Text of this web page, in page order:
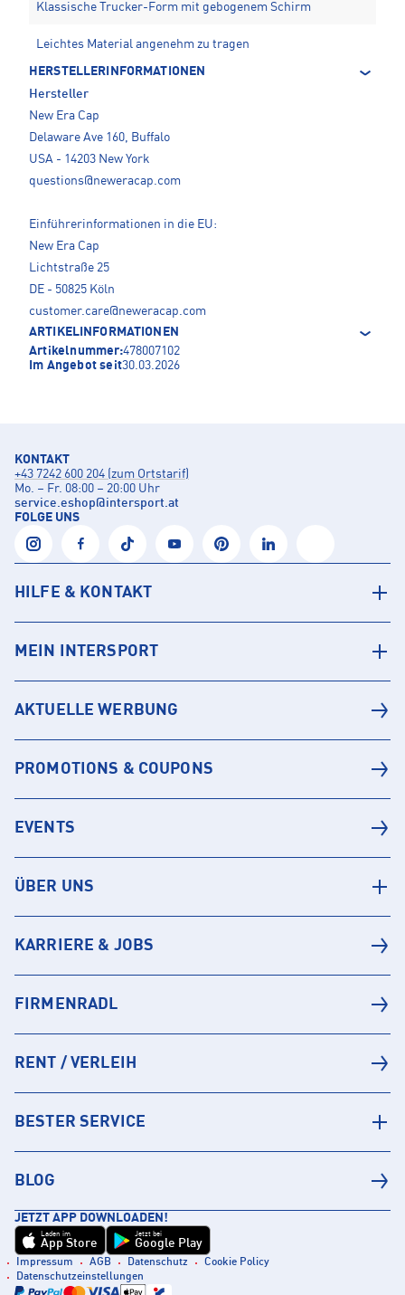
Klassische Trucker-Form mit gebogenem Schirm
Leichtes Material angenehm zu tragen
HERSTELLERINFORMATIONEN
Hersteller
New Era Cap
Delaware Ave 160, Buffalo
USA - 14203 New York
questions@neweracap.com
Einführerinformationen in die EU:
New Era Cap
Lichtstraße 25
DE - 50825 Köln
customer.care@neweracap.com
ARTIKELINFORMATIONEN
Artikelnummer:478007102
Im Angebot seit30.03.2026
KONTAKT
+43 7242 600 204 (zum Ortstarif)
Mo. – Fr. 08:00 – 20:00 Uhr
service.eshop@intersport.at
FOLGE UNS
HILFE & KONTAKT
MEIN INTERSPORT
AKTUELLE WERBUNG
PROMOTIONS & COUPONS
EVENTS
ÜBER UNS
KARRIERE & JOBS
FIRMENRADL
RENT / VERLEIH
BESTER SERVICE
BLOG
JETZT APP DOWNLOADEN!
Laden im
App Store
Jetzt bei
Google Play
Impressum AGB Datenschutz
Cookie Policy
Datenschutzeinstellungen